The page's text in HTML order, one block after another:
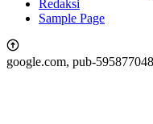
Redaksi
Sample Page
google.com, pub-